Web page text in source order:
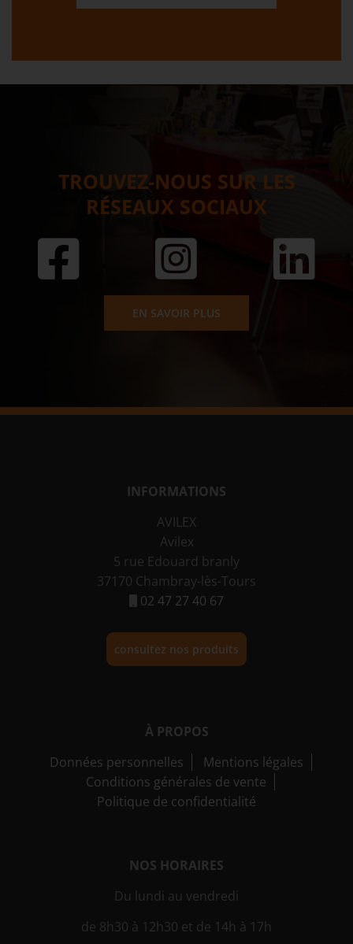
TROUVEZ-NOUS SUR LES
RÉSEAUX SOCIAUX
EN SAVOIR PLUS
INFORMATIONS
AVILEX
Avilex
5 rue Edouard branly
37170 Chambray-lès-Tours
02 47 27 40 67
consultez nos produits
À PROPOS
Données personnelles
Mentions légales
Conditions générales de vente
Politique de confidentialité
NOS HORAIRES
Du lundi au vendredi
de 8h30 à 12h30 et de 14h à 17h